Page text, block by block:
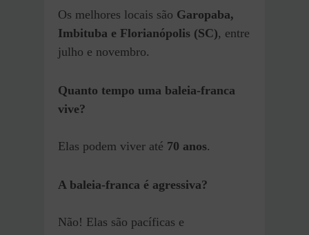
Os melhores locais são Garopaba,
Imbituba e Florianópolis (SC), entre
julho e novembro.
Quanto tempo uma baleia-franca
vive?
Elas podem viver até 70 anos.
A baleia-franca é agressiva?
Não! Elas são pacíficas e